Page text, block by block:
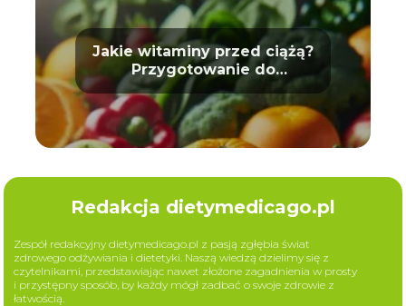
Jakie witaminy przed ciążą?
Przygotowanie do
macierzyństwa
Redakcja dietymedicago.pl
Zespół redakcyjny dietymedicago.pl z pasją zgłębia świat
zdrowego odżywiania i dietetyki. Naszą wiedzą dzielimy się z
czytelnikami, przedstawiając nawet złożone zagadnienia w prosty
i przystępny sposób, by każdy mógł zadbać o swoje zdrowie z
łatwością.